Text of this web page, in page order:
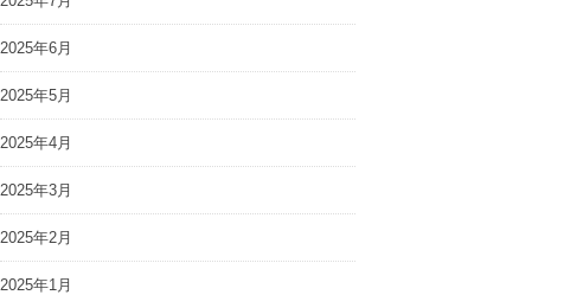
2025年6月
2025年5月
2025年4月
2025年3月
2025年2月
2025年1月